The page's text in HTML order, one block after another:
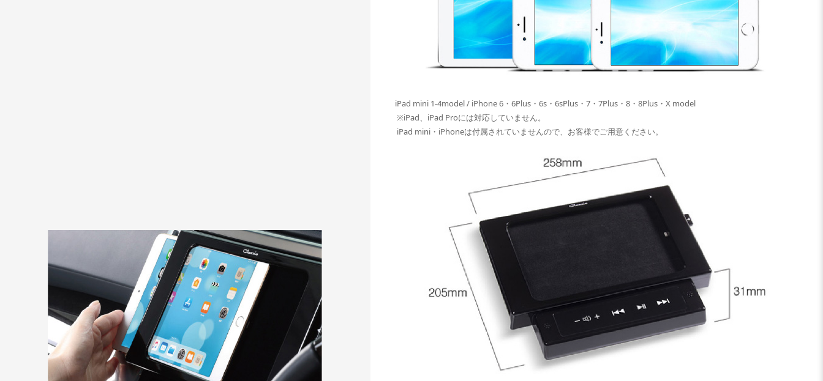
iPad mini 1-4model / iPhone 6・6Plus・6s・6sPlus・7・7Plus・8・8Plus・X model
※iPad、iPad Proには対応していません。
iPad mini・iPhoneは付属されていませんので、お客様でご用意ください。